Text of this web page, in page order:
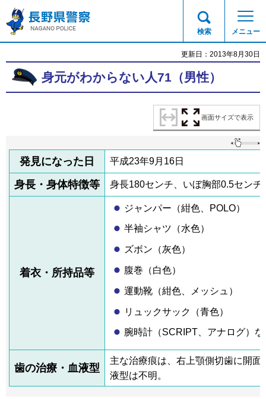
長野県警察
検索 メニュー
更新日：2013年8月30日
身元がわからない人71（男性）
画面サイズで表示
発見になった日 平成23年9月16日
身長・身体特徴等 身長180センチ、いぼ胸部0.5センチ
着衣・所持品等
ジャンパー（紺色、POLO）
半袖シャツ（水色）
ズボン（灰色）
腹巻（白色）
運動靴（紺色、メッシュ）
リュックサック（青色）
腕時計（SCRIPT、アナログ）な
歯の治療・血液型
主な治療痕は、右上顎側切歯に開
液型は不明。